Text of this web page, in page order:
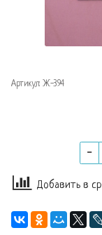
Артикул: Ж-394
Добавить в